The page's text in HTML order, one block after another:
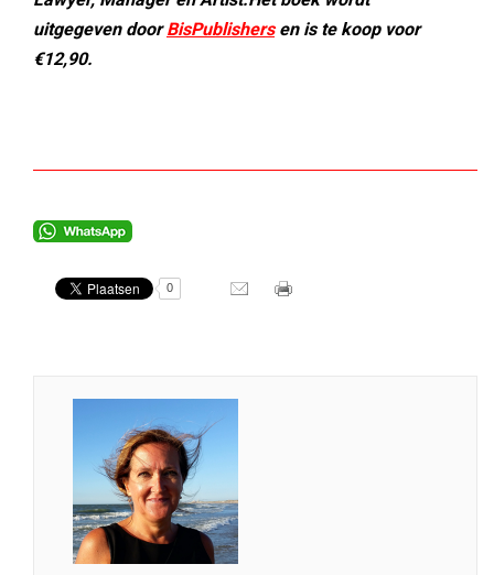
uitgegeven doorBisPublishersen is te koop voor
€12,90.
0